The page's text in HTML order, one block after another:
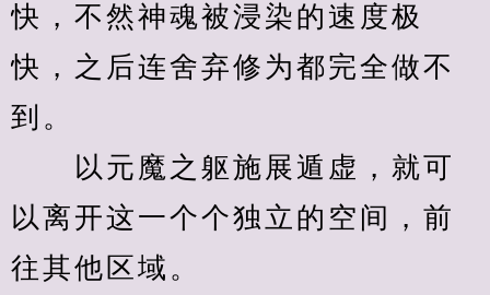
快，不然神魂被浸染的速度极
快，之后连舍弃修为都完全做不
到。
以元魔之躯施展遁虚，就可
以离开这一个个独立的空间，前
往其他区域。